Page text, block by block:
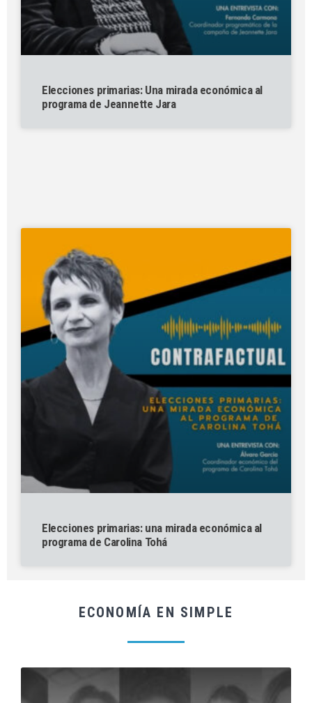
Elecciones primarias: Una mirada económica al
programa de Jeannette Jara
Elecciones primarias: una mirada económica al
programa de Carolina Tohá
ECONOMÍA EN SIMPLE